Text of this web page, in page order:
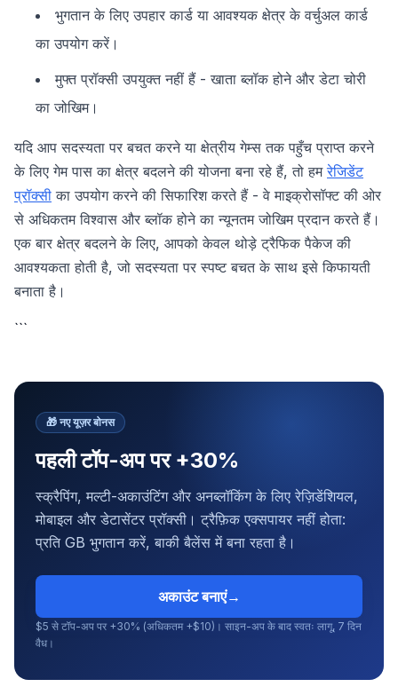
भुगतान के लिए उपहार कार्ड या आवश्यक क्षेत्र के वर्चुअल कार्ड
का उपयोग करें।
मुफ्त प्रॉक्सी उपयुक्त नहीं हैं - खाता ब्लॉक होने और डेटा चोरी
का जोखिम।
यदि आप सदस्यता पर बचत करने या क्षेत्रीय गेम्स तक पहुँच प्राप्त करने
के लिए गेम पास का क्षेत्र बदलने की योजना बना रहे हैं, तो हमरेजिडेंट
प्रॉक्सी का उपयोग करने की सिफारिश करते हैं - वे माइक्रोसॉफ्ट की ओर
से अधिकतम विश्वास और ब्लॉक होने का न्यूनतम जोखिम प्रदान करते हैं।
एक बार क्षेत्र बदलने के लिए, आपको केवल थोड़े ट्रैफिक पैकेज की
आवश्यकता होती है, जो सदस्यता पर स्पष्ट बचत के साथ इसे किफायती
बनाता है।
```
🎁 नए यूज़र बोनस
पहली टॉप-अप पर +30%
स्क्रैपिंग, मल्टी-अकाउंटिंग और अनब्लॉकिंग के लिए रेज़िडेंशियल,
मोबाइल और डेटासेंटर प्रॉक्सी। ट्रैफ़िक एक्सपायर नहीं होता:
प्रति GB भुगतान करें, बाकी बैलेंस में बना रहता है।
अकाउंट बनाएं→
$5 से टॉप-अप पर +30% (अधिकतम +$10)। साइन-अप के बाद स्वतः लागू, 7 दिन
वैध।